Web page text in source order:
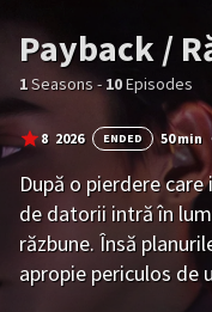
TRADUSE COMPLET
ANIME
EMISIUNI
ÎN LUCRU
COLECȚII LGBTQ
Payback /
1Seasons -10Episodes
8 2026 ENDED 50 min
După o pierdere
de datorii intră în
răzbune. Însă
apropie periculos de